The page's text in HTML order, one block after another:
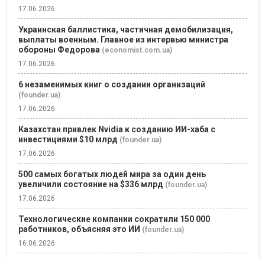
17.06.2026
Украинская баллистика, частичная демобилизация,
выплаты военным. Главное из интервью министра
обороны Федорова (economist.com.ua)
17.06.2026
6 незаменимых книг о создании организаций
(founder.ua)
17.06.2026
Казахстан привлек Nvidia к созданию ИИ-хаба с
инвестициями $10 млрд (founder.ua)
17.06.2026
500 самых богатых людей мира за один день
увеличили состояние на $336 млрд (founder.ua)
17.06.2026
Технологические компании сократили 150 000
работников, объясняя это ИИ (founder.ua)
16.06.2026